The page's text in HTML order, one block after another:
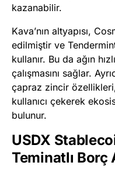
kazanabilir.
Kava’nın altyapısı,
edilmiştir ve
kullanır. Bu da ağın
çalışmasını sağlar.
çapraz zincir
kullanıcı çekerek
bulunur.
USDX
Teminatlı Borç